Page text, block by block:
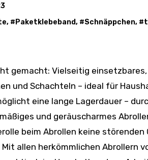
, # Paketklebeband, #Schnäppchen, #
und Schachteln – ideal für
eine lange Lagerdauer –
und geräuscharmes
beim Abrollen keine störenden
allen herkömmlichen Abrollern